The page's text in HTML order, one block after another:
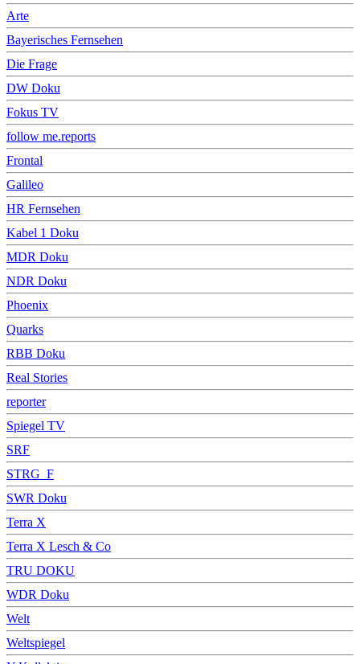
Arte
Bayerisches Fernsehen
Die Frage
DW Doku
Fokus TV
follow me.reports
Frontal
Galileo
HR Fernsehen
Kabel 1 Doku
MDR Doku
NDR Doku
Phoenix
Quarks
RBB Doku
Real Stories
reporter
Spiegel TV
SRF
STRG_F
SWR Doku
Terra X
Terra X Lesch & Co
TRU DOKU
WDR Doku
Welt
Weltspiegel